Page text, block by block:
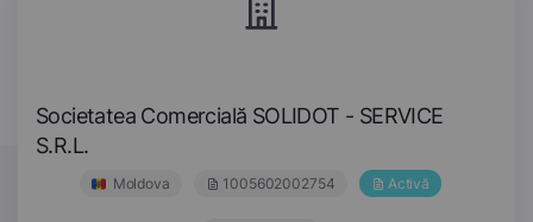
Societatea Comercială SOLIDOT - SERVICE
S.R.L.
Moldova 1005602002754 Activă